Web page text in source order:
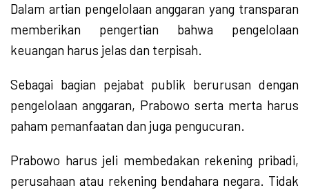
Dalam artian pengelolaan anggaran yang transparan
memberikan pengertian bahwa pengelolaan
keuangan harus jelas dan terpisah.
Sebagai bagian pejabat publik berurusan dengan
pengelolaan anggaran, Prabowo serta merta harus
paham pemanfaatan dan juga pengucuran.
Prabowo harus jeli membedakan rekening pribadi,
perusahaan atau rekening bendahara negara. Tidak